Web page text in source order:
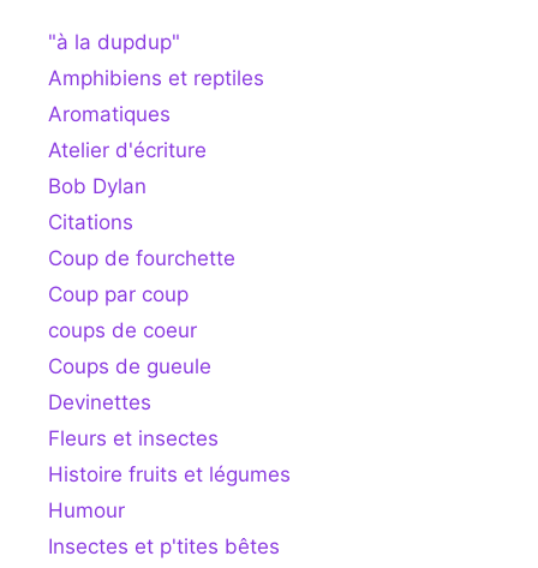
"à la dupdup"
Amphibiens et reptiles
Aromatiques
Atelier d'écriture
Bob Dylan
Citations
Coup de fourchette
Coup par coup
coups de coeur
Coups de gueule
Devinettes
Fleurs et insectes
Histoire fruits et légumes
Humour
Insectes et p'tites bêtes